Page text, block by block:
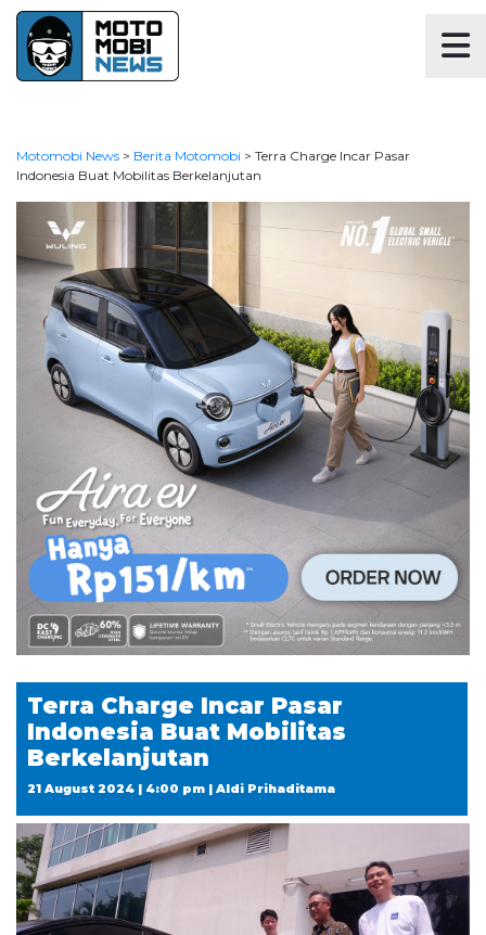
Motomobi News > Berita Motomobi > Terra Charge Incar Pasar
Indonesia Buat Mobilitas Berkelanjutan
Terra Charge Incar Pasar
Indonesia Buat Mobilitas
Berkelanjutan
21 August 2024 | 4:00 pm | Aldi Prihaditama